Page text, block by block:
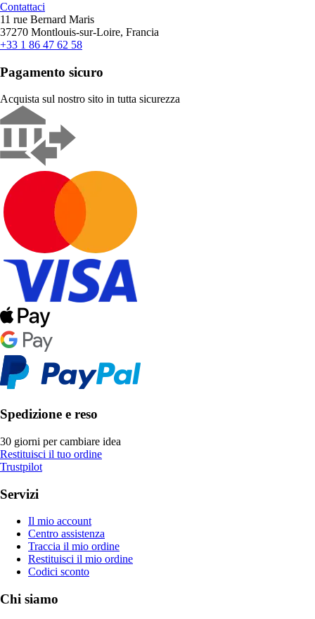
Contattaci
11 rue Bernard Maris
37270 Montlouis-sur-Loire, Francia
+33 1 86 47 62 58
Pagamento sicuro
Acquista sul nostro sito in tutta sicurezza
Spedizione e reso
30 giorni per cambiare idea
Restituisci il tuo ordine
Trustpilot
Servizi
Il mio account
Centro assistenza
Traccia il mio ordine
Restituisci il mio ordine
Codici sconto
Chi siamo